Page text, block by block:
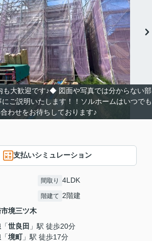
も大歓迎です♪◆ 図面や写真では分からない部
ご説明いたします！！ソルホームはいつでも
わせをお待ちしております♪
支払いシミュレーション
間取り 4LDK
階建て 2階建
境三ツ木
「世良田 」駅 徒歩20分
「境町」駅 徒歩17分